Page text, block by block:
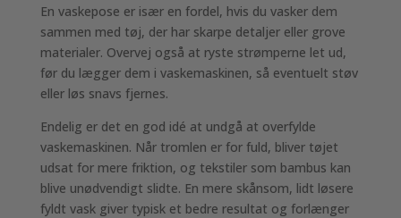
En vaskepose er især en fordel, hvis du vasker dem
sammen med tøj, der har skarpe detaljer eller grove
materialer. Overvej også at ryste strømperne let ud,
før du lægger dem i vaskemaskinen, så eventuelt støv
eller løs snavs fjernes.
Endelig er det en god idé at undgå at overfylde
vaskemaskinen. Når tromlen er for fuld, bliver tøjet
udsat for mere friktion, og tekstiler som bambus kan
blive unødvendigt slidte. En mere skånsom, lidt løsere
fyldt vask giver typisk et bedre resultat og forlænger